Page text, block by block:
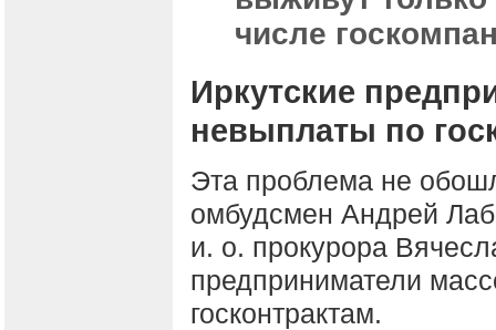
числе
Иркутские
невыплаты по
Эта проблема не
омбудсмен Андрей
и. о. прокурора
предприниматели
госконтрактам.